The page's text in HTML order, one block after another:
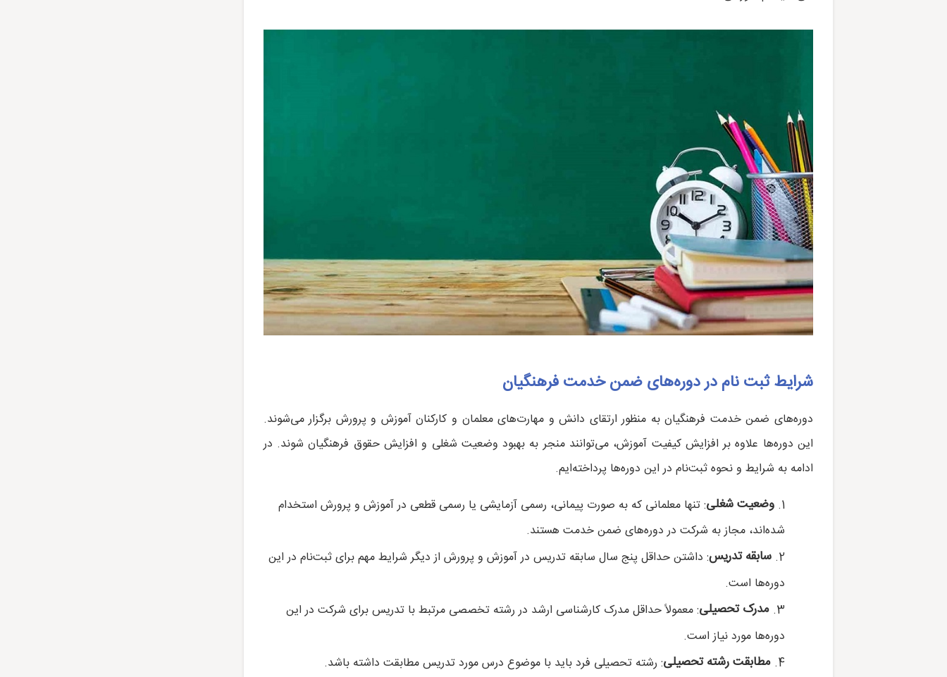
شرایط ثبت نام در دوره‌های ضمن خدمت فرهنگیان
دوره‌های ضمن خدمت فرهنگیان به منظور ارتقای دانش و مهارت‌های معلمان و کارکنان آموزش و پرورش برگزار می‌شوند.
این دوره‌ها علاوه بر افزایش کیفیت آموزش، می‌توانند منجر به بهبود وضعیت شغلی و افزایش حقوق فرهنگیان شوند. در
ادامه به شرایط و نحوه ثبت‌نام در این دوره‌ها پرداخته‌ایم.
وضعیت شغلی: تنها معلمانی که به صورت پیمانی، رسمی آزمایشی یا رسمی قطعی در آموزش و پرورش استخدام
شده‌اند، مجاز به شرکت در دوره‌های ضمن خدمت هستند.
سابقه تدریس: داشتن حداقل پنج سال سابقه تدریس در آموزش و پرورش از دیگر شرایط مهم برای ثبت‌نام در این
دوره‌ها است.
مدرک تحصیلی: معمولاً حداقل مدرک کارشناسی ارشد در رشته تخصصی مرتبط با تدریس برای شرکت در این
دوره‌ها مورد نیاز است.
مطابقت رشته تحصیلی: رشته تحصیلی فرد باید با موضوع درس مورد تدریس مطابقت داشته باشد.